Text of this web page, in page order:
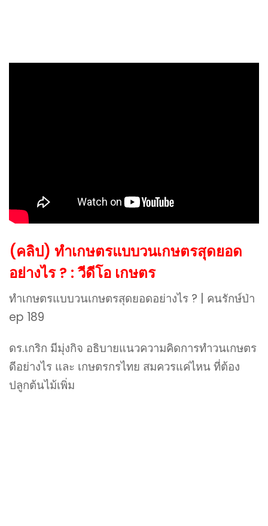
(คลิป) ทำเกษตรแบบวนเกษตรสุดยอด
อย่างไร ? : วีดีโอ เกษตร
ทำเกษตรแบบวนเกษตรสุดยอดอย่างไร ? | คนรักษ์ป่า
ep 189
ดร.เกริก มีมุ่งกิจ อธิบายแนวความคิดการทำวนเกษตร
ดีอย่างไร และ เกษตรกรไทย สมควรแค่ไหน ที่ต้อง
ปลูกต้นไม้เพิ่ม